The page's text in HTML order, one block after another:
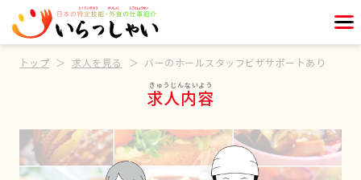
トップ 求人を見る バーのホールスタッフビザサポートあり
求人内容